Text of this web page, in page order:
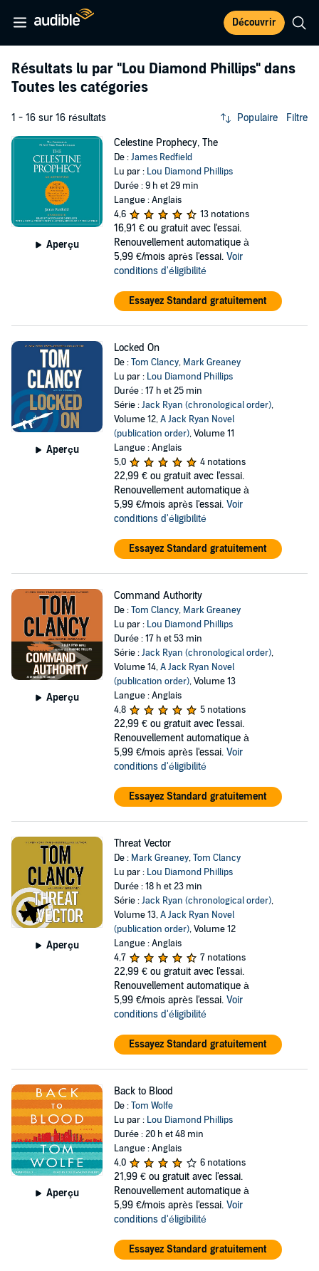
Découvrir
Résultats lu par "Lou Diamond Phillips" dans
Toutes les catégories
1 - 16 sur 16 résultats Populaire Filtre
Aperçu
Celestine Prophecy, The
De :James Redfield
Lu par : Lou Diamond Phillips
Durée : 9 h et 29 min
Langue : Anglais
4,6
13 notations
16,91 € ou gratuit avec l'essai.
Renouvellement automatique à
5,99 €/mois après l'essai. Voir
conditions d'éligibilité
Essayez Standard gratuitement
Aperçu
Locked On
De :Tom Clancy, Mark Greaney
Lu par : Lou Diamond Phillips
Durée : 17 h et 25 min
Série :Jack Ryan (chronological order),
Volume 12,A Jack Ryan Novel
(publication order), Volume 11
Langue : Anglais
5,0
4 notations
22,99 € ou gratuit avec l'essai.
Renouvellement automatique à
5,99 €/mois après l'essai. Voir
conditions d'éligibilité
Essayez Standard gratuitement
Aperçu
Command Authority
De :Tom Clancy, Mark Greaney
Lu par : Lou Diamond Phillips
Durée : 17 h et 53 min
Série :Jack Ryan (chronological order),
Volume 14,A Jack Ryan Novel
(publication order), Volume 13
Langue : Anglais
4,8
5 notations
22,99 € ou gratuit avec l'essai.
Renouvellement automatique à
5,99 €/mois après l'essai. Voir
conditions d'éligibilité
Essayez Standard gratuitement
Aperçu
Threat Vector
De : Mark Greaney,Tom Clancy
Lu par : Lou Diamond Phillips
Durée : 18 h et 23 min
Série :Jack Ryan (chronological order),
Volume 13,A Jack Ryan Novel
(publication order), Volume 12
Langue : Anglais
4,7
7 notations
22,99 € ou gratuit avec l'essai.
Renouvellement automatique à
5,99 €/mois après l'essai. Voir
conditions d'éligibilité
Essayez Standard gratuitement
Aperçu
Back to Blood
De :Tom Wolfe
Lu par : Lou Diamond Phillips
Durée : 20 h et 48 min
Langue : Anglais
4,0
6 notations
21,99 € ou gratuit avec l'essai.
Renouvellement automatique à
5,99 €/mois après l'essai. Voir
conditions d'éligibilité
Essayez Standard gratuitement